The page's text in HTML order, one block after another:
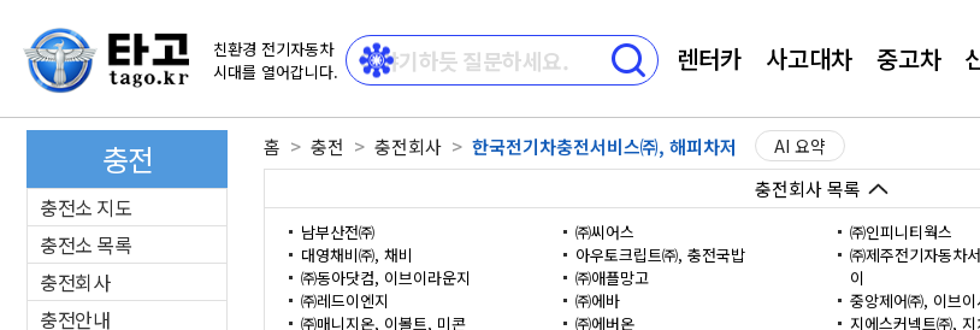
친환경 전기자동차
시대를 열어갑니다.
렌터카 사고대차 중고차
홈 충전 충전회사 한국전기차충전서비스㈜, 해피차저 AI 요약
충전
충전소 지도
충전소 목록
충전회사
충전안내
충전회사 목록
남부산전㈜
대영채비㈜, 채비
㈜동아닷컴, 이브이라운지
㈜레드이엔지
㈜매니지온, 이볼트, 미콘
㈜씨어스
아우토크립트㈜, 충전국밥
㈜애플망고
㈜에바
㈜에버온
㈜인피니티웍스
㈜제주전기자동차
이
중앙제어㈜, 이브이
지에스커넥트㈜, 지